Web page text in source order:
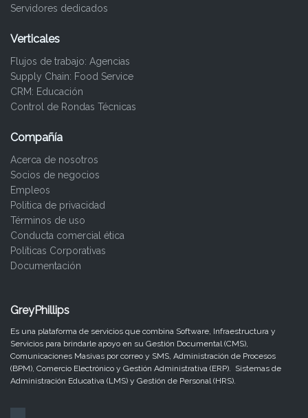
Servidores dedicados
Verticales
Flujos de trabajo: Agencias
Supply Chain: Food Service
CRM: Educación
Control de Rondas Técnicas
Compañía
Acerca de nosotros
Socios de negocios
Empleos
Politica de privacidad
Términos de uso
Conducta comercial ética
Políticas Corporativas
Documentación
GreyPhillips
Es una plataforma de servicios que combina Software, Infraestructura y
Servicios para brindarle apoyo en su Gestión Documental (CMS),
Comunicaciones Masivas por correo y SMS, Administración de Procesos
(BPM), Comercio Electrónico y Gestión Administrativa (ERP). Sistemas de
Administración Educativa (LMS) y Gestión de Personal (HRS).